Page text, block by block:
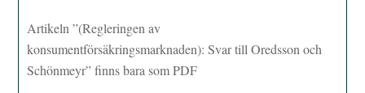
Artikeln ”(Regleringen av
konsumentförsäkringsmarknaden): Svar till Oredsson och
Schönmeyr” finns bara som PDF